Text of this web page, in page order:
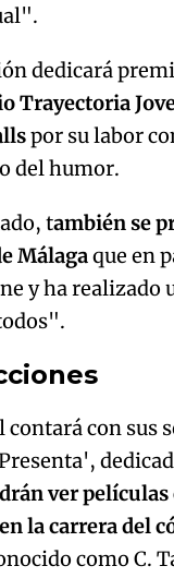
dedicará
Trayectoria
por su labor
del humor.
también se
Málagaque en
y ha
contará con sus
ver
la carrera del
como C.